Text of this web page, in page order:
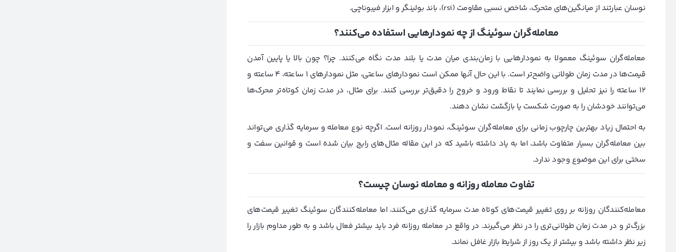
نوسان عبارتند از میانگین‌های متحرک، شاخص نسبی مقاومت (rsi)، باند بولینگر و ابزار فیبوناچی.
معامله‌گران سوئینگ از چه نمودارهایی استفاده می‌کنند؟
معامله‌گران سوئینگ معمولا به نمودارهایی با زمان‌بندی میان مدت یا بلند مدت نگاه می‌کنند. چرا؟ چون بالا یا پایین آمدن
قیمت‌ها در مدت زمان طولانی واضح‌تر است. با این حال آنها ممکن است نمودارهای ساعتی، مثل نمودارهای 1 ساعته، 4 ساعته و
12 ساعته را نیز تحلیل و بررسی نمایند تا نقاط ورود و خروج را دقیق‌تر بررسی کنند. برای مثال، در مدت زمان کوتاه‌تر محرک‌ها
می‌توانند خودشان را به صورت شکست یا بازگشت نشان دهند.
به احتمال زیاد بهترین چارچوب زمانی برای معامله‌‌گران سوئینگ، نمودار روزانه است. اگرچه نوع معامله و سرمایه‌ گذاری می‌تواند
بین معامله‌گران بسیار متفاوت باشد، اما به یاد داشته باشید که در این مقاله مثال‌های رایج بیان شده است و قوانین سفت و
سختی برای این موضوع وجود ندارد.
تفاوت معامله روزانه و معامله نوسان چیست؟
معامله‌کنندگان روزانه بر روی تغییر قیمت‌های کوتاه مدت سرمایه‌ گذاری می‌کنند، اما معامله‌کنندگان سوئینگ تغییر قیمت‌های
بزرگ‌تر و در مدت زمان طولانی‌تری را در نظر می‌گیرند. در واقع در معامله روزانه فرد باید بیشتر فعال باشد و به طور مداوم بازار را
زیر نظر داشته باشد و بیشتر از یک روز از شرایط بازار غافل نماند.